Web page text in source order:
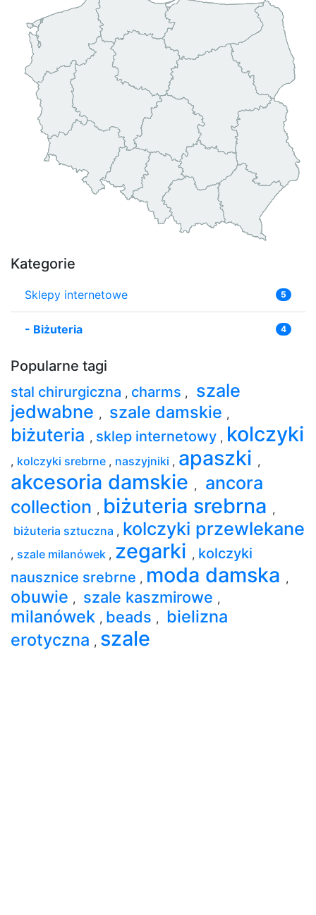
Kategorie
Sklepy internetowe 5
- Biżuteria 4
Popularne tagi
stal chirurgiczna , charms ,
szale
jedwabne , szale damskie ,
biżuteria , sklep internetowy , kolczyki
, kolczyki srebrne , naszyjniki , apaszki ,
akcesoria damskie ,
ancora
collection , biżuteria srebrna ,
biżuteria sztuczna , kolczyki przewlekane
, szale milanówek , zegarki , kolczyki
nausznice srebrne , moda damska ,
obuwie , szale kaszmirowe ,
milanówek , beads ,
bielizna
erotyczna , szale